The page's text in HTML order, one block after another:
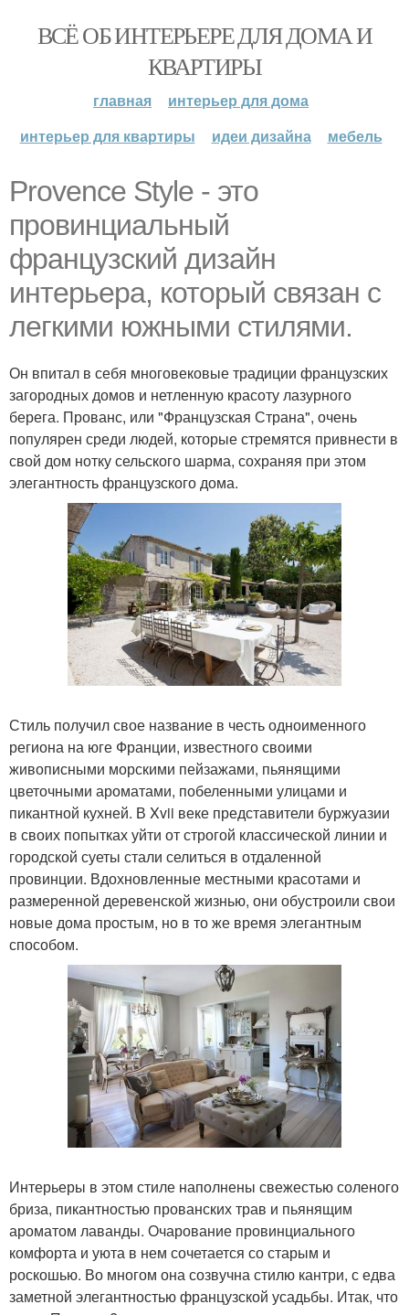
ВСЁ ОБ ИНТЕРЬЕРЕ ДЛЯ ДОМА И
КВАРТИРЫ
главная
интерьер для дома
интерьер для квартиры
идеи дизайна мебель
Provence Style - это
провинциальный
французский дизайн
интерьера, который связан с
легкими южными стилями.
Он впитал в себя многовековые традиции французских
загородных домов и нетленную красоту лазурного
берега. Прованс, или "Французская Страна", очень
популярен среди людей, которые стремятся привнести в
свой дом нотку сельского шарма, сохраняя при этом
элегантность французского дома.
Стиль получил свое название в честь одноименного
региона на юге Франции, известного своими
живописными морскими пейзажами, пьянящими
цветочными ароматами, побеленными улицами и
пикантной кухней. В Xvii веке представители буржуазии
в своих попытках уйти от строгой классической линии и
городской суеты стали селиться в отдаленной
провинции. Вдохновленные местными красотами и
размеренной деревенской жизнью, они обустроили свои
новые дома простым, но в то же время элегантным
способом.
Интерьеры в этом стиле наполнены свежестью соленого
бриза, пикантностью прованских трав и пьянящим
ароматом лаванды. Очарование провинциального
комфорта и уюта в нем сочетается со старым и
роскошью. Во многом она созвучна стилю кантри, с едва
заметной элегантностью французской усадьбы. Итак, что